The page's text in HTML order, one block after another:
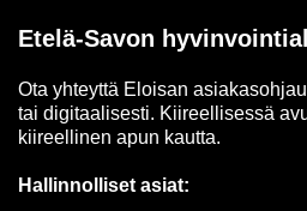
Etelä-​Savon
Ota yh­teyt­tä Eloi­san
tai di­gi­taa­li­ses­ti. Kii­reel­li­ses­sä
kii­reel­li­nen apun kaut­ta.
Hal­lin­nol­li­set asiat: